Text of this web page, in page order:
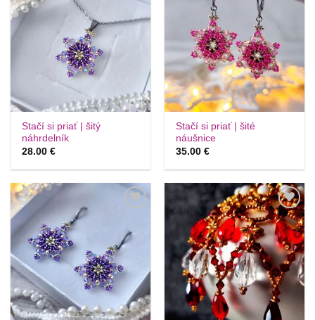
krasotinku
si prosím
Stačí si priať | šitý
náhrdelník
28.00€
krasotinku
si prosím
Stačí si priať | šité
náušnice
35.00€
krasotinku
si prosím
Túto
krasotinku
si prosím